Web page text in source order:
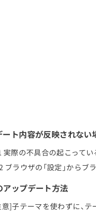
ート内容が反映されない
実際の不具合の起こって
ブラウザの「設定」から
アップデート方法
]子テーマを使わずに、